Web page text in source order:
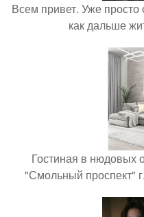
Всем привет. Уже
как дальше
Гостиная в нюдовых
"Смольный проспект"